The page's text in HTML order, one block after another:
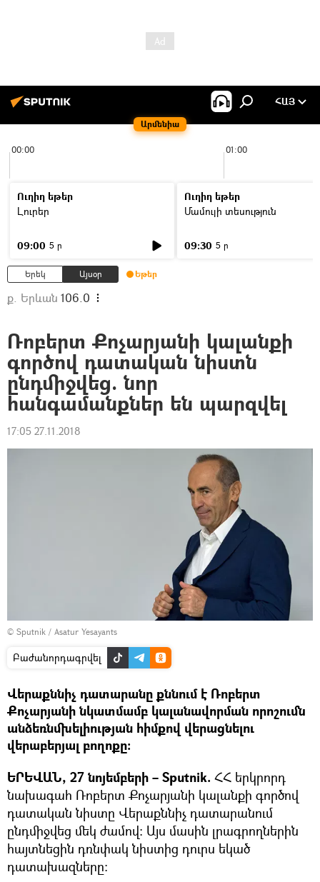
Արմենիա
ՀԱՅ
00:00 01:00
Ուղիղ եթեր
Լուրեր
09:00 5 ր
Ուղիղ եթեր
Մամուլի տեսություն
09:30 5 ր
Երեկ Այսօր Եթեր
ք. Երևան 106.0
Ռոբերտ Քոչարյանի կալանքի
գործով դատական նիստն
ընդմիջվեց. նոր
հանգամանքներ են պարզվել
17:05 27.11.2018
© Sputnik / Asatur Yesayants
Բաժանորդագրվել
Վերաքննիչ դատարանը քննում է Ռոբերտ
Քոչարյանի նկատմամբ կալանավորման որոշումն
անձեռնմխելիության հիմքով վերացնելու
վերաբերյալ բողոքը։
ԵՐԵՎԱՆ, 27 նոյեմբերի – Sputnik. ՀՀ երկրորդ
նախագահ Ռոբերտ Քոչարյանի կալանքի գործով
դատական նիստը Վերաքննիչ դատարանում
ընդմիջվեց մեկ ժամով։ Այս մասին լրագրողներին
հայտնեցին դռնփակ նիստից դուրս եկած
դատախազները։